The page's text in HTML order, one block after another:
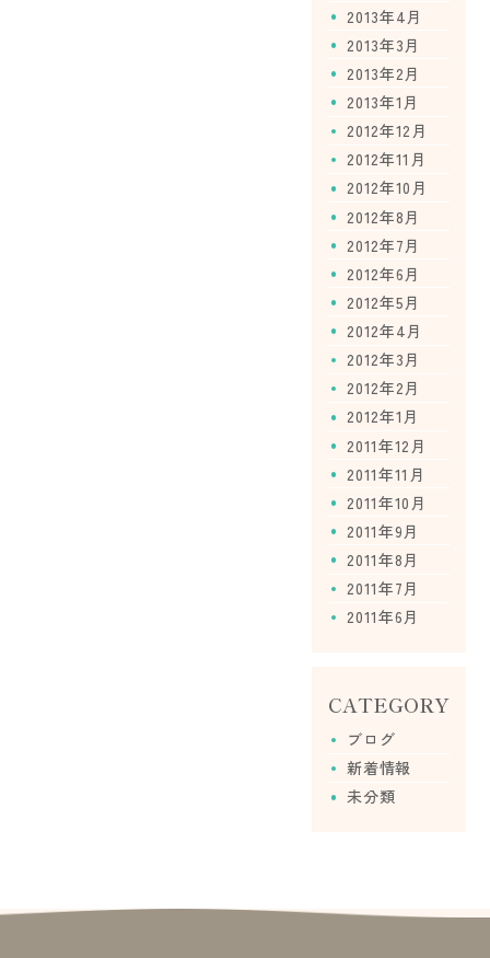
2013年4月
2013年3月
2013年2月
2013年1月
2012年12月
2012年11月
2012年10月
2012年8月
2012年7月
2012年6月
2012年5月
2012年4月
2012年3月
2012年2月
2012年1月
2011年12月
2011年11月
2011年10月
2011年9月
2011年8月
2011年7月
2011年6月
CATEGORY
ブログ
新着情報
未分類